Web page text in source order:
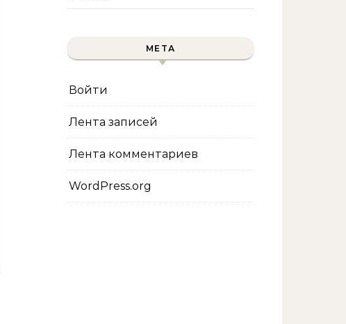
МЕТА
Войти
Лента записей
Лента комментариев
WordPress.org